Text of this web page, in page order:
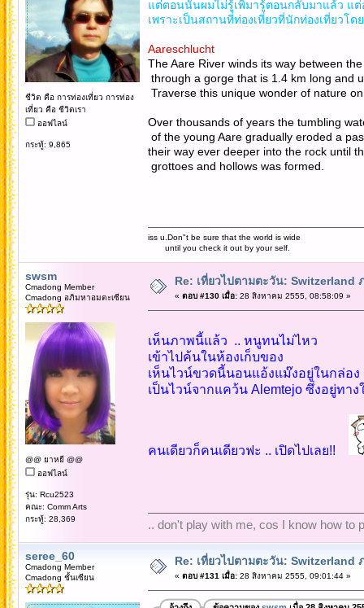
ชีวิต คือ การท่องเที่ยว การท่อง
เที่ยว คือ ชีวิตเรา
ออฟไลน์
กระทู้: 9,865
แต่ตอนนั้นผมไม่รู้เพิ่มารู้ตอนกลับมาแล้ว แต่
เพราะเป็นสถานที่ท่องเที่ยวที่นักท่องเที่ยวโ
Aareschlucht
The Aare River winds its way between
through a gorge that is 1.4 km long and
Traverse this unique wonder of nature
Over thousands of years the tumbling
of the young Aare gradually eroded a
their way ever deeper into the rock until
grottoes and hollows was formed.
iss u.Don"t be sure that the world is wide
until you check it out by your self.
swsm
Cmadong Member
Cmadong อภิมหาอมตะเซียน
@@ ยาหยี @@
ออฟไลน์
รุ่น: Rcu2523
คณะ: Comm Arts
กระทู้: 28,369
Re: เที่ยวไปตามตะวัน: Switzerland
« ตอบ #130 เมื่อ:28 สิงหาคม 2555, 08:58:09 »
เห็นภาพนี้แล้ว .. หนูทนไม่ไหว
เข้าไปค้นในห้องเก็บของ
เห็นไวน์ขวดนี้นอนแอ้งแม๊งอยู่ในกล่อง
เป็นไวน์จากแคว้น Alemtejo ซึ่งอยู่ทาง
คนเดียวก็คนเดียวฟะ .. เปิดไปเลย!!
.. don't play with me, cos I know how to
seree_60
Cmadong Member
Cmadong ชั้นเซียน
Re: เที่ยวไปตามตะวัน: Switzerland
« ตอบ #131 เมื่อ:28 สิงหาคม 2555, 09:01:44 »